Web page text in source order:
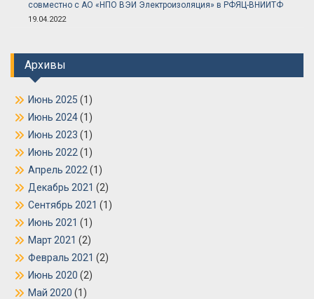
совместно с АО «НПО ВЭИ Электроизоляция» в РФЯЦ-ВНИИТФ
19.04.2022
Архивы
Июнь 2025 (1)
Июнь 2024(1)
Июнь 2023 (1)
Июнь 2022 (1)
Апрель 2022 (1)
Декабрь 2021 (2)
Сентябрь 2021 (1)
Июнь 2021 (1)
Март 2021 (2)
Февраль 2021 (2)
Июнь 2020 (2)
Май 2020 (1)